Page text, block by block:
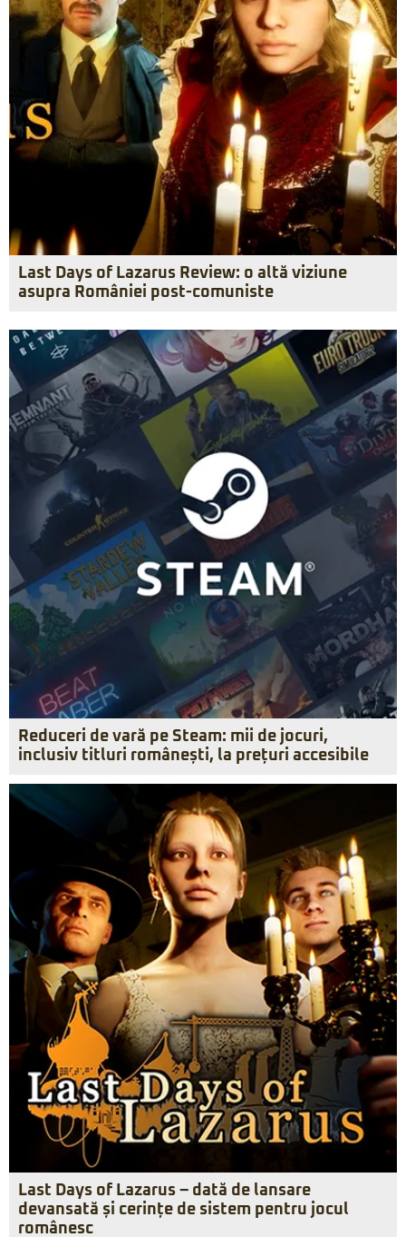
Last Days of Lazarus Review: o altă viziune
asupra României post-comuniste
Reduceri de vară pe Steam: mii de jocuri,
inclusiv titluri românești, la prețuri accesibile
Last Days of Lazarus – dată de lansare
devansată și cerințe de sistem pentru jocul
românesc